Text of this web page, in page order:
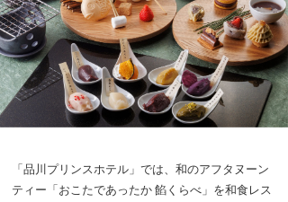
「品川プリンスホテル」では、和のアフタヌーン
ティー「おこたであったか 餡くらべ」を和食レス